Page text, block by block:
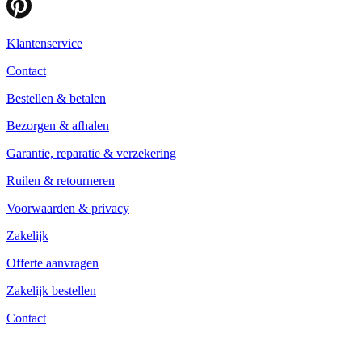
Klantenservice
Contact
Bestellen & betalen
Bezorgen & afhalen
Garantie, reparatie & verzekering
Ruilen & retourneren
Voorwaarden & privacy
Zakelijk
Offerte aanvragen
Zakelijk bestellen
Contact